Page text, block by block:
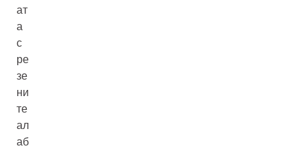
ат
а
с
ре
зе
ни
те
ал
аб